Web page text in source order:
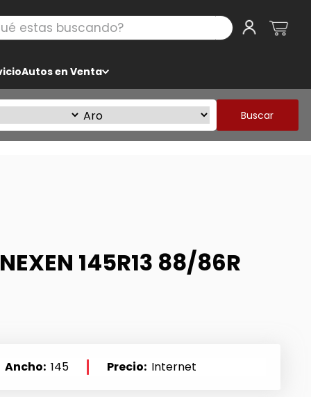
buscando?
Autos en Venta
Buscar
145R13 88/86R
Ancho 145 Precio Internet